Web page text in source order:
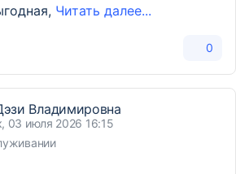
Читать далее...
0
Владимировна
03 июля 2026 16:15